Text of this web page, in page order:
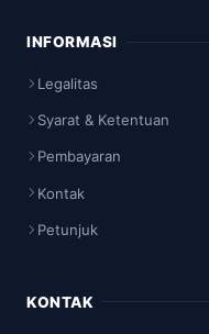
INFORMASI
Legalitas
Syarat & Ketentuan
Pembayaran
Kontak
Petunjuk
KONTAK